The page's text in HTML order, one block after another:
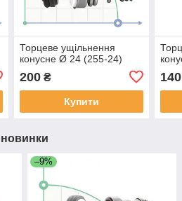
Торцеве ущільнення
конусне Ø 24 (255-24)
200₴
Купити
140
новинки
–9%